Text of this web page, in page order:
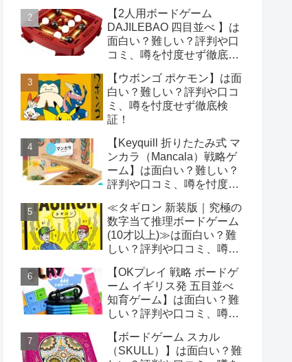
【2人用ボードゲーム
DAJILEBAO 四目並べ 】は
面白い？難しい？評判や口
コミ、噂を忖度せず徹底検
【ウボンゴ ポケモン】は面
白い？難しい？評判や口コ
ミ、噂を忖度せず徹底検
証！
【Keyquill 折りたたみ式 マ
ンカラ（Mancala）戦略ゲ
ーム】は面白い？難しい？
評判や口コミ、噂を忖度せ
≪タギロン 新装版｜究極の
数字当て推理ボードゲーム
(10才以上)≫は面白い？難
しい？評判や口コミ、噂を
【OKプレイ 戦略 ボードゲ
ーム イギリス発 五目並べ
知育ゲーム】は面白い？難
しい？評判や口コミ、噂を
【ボードゲーム スカル
（SKULL）】は面白い？難